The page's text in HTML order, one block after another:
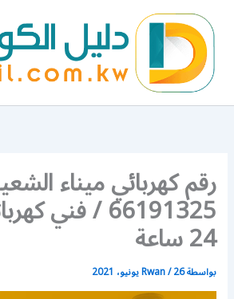
المحتوى
رقم كهربائي ميناء
66191325 / فني
24 ساعة
بواسطة Rwan/26 يونيو، 2021